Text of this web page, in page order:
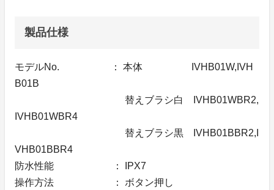
製品仕様
モデルNo. ： 本体 IVHB01W,IVH
B01B
替えブラシ白 IVHB01WBR2,
IVHB01WBR4
替えブラシ黒 IVHB01BBR2,I
VHB01BBR4
防水性能 ： IPX7
操作方法 ： ボタン押し